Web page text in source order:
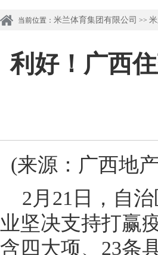
当前位置： 米兰体育集团有限公司 >>
利好！广西
(来源：广西地
2月 21 日，自
业坚决支持打赢
含四大项、 23条